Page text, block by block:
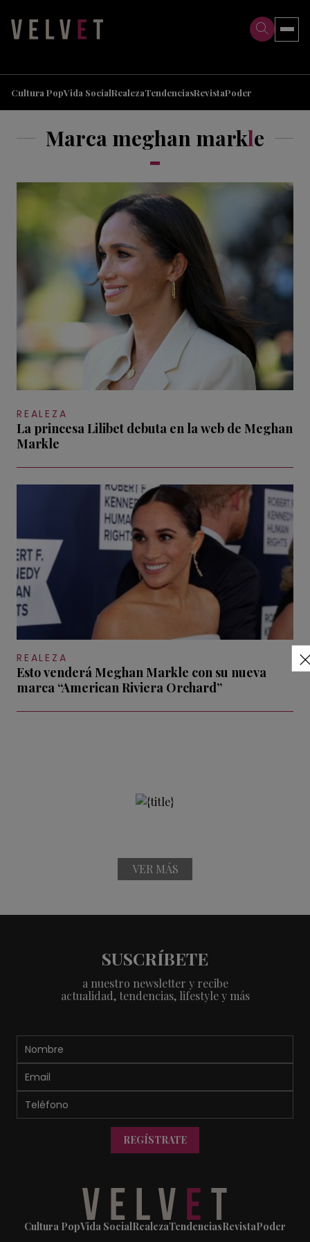
Cultura PopVida SocialRealezaTendenciasRevistaPoder
Marca meghan markle
REALEZA
La princesa Lilibet debuta en la web de Meghan
Markle
REALEZA
Esto venderá Meghan Markle con su nueva
marca “American Riviera Orchard”
VER MÁS
SUSCRÍBETE
a nuestro newsletter y recibe
actualidad, tendencias, lifestyle y más
REGÍSTRATE
Cultura PopVida SocialRealezaTendenciasRevistaPoder